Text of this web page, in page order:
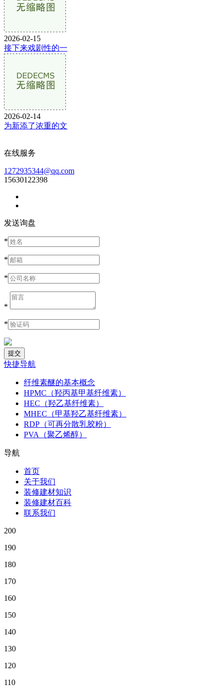
2026-02-15
接下来戏剧性的一
2026-02-14
为新添了浓重的文
在线服务
1272935344@qq.com
15630122398
发送询盘
*
*
*
*
*
快捷导航
纤维素醚的基本概念
HPMC（羟丙基甲基纤维素）
HEC（羟乙基纤维素）
MHEC（甲基羟乙基纤维素）
RDP（可再分散乳胶粉）
PVA（聚乙烯醇）
导航
首页
关于我们
装修建材知识
装修建材百科
联系我们
200
190
180
170
160
150
140
130
120
110